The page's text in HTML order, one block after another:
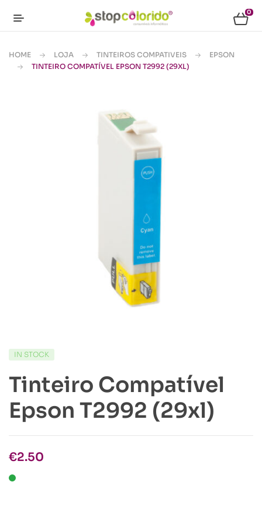
0
HOME LOJA TINTEIROS COMPATIVEIS
EPSON
TINTEIRO COMPATÍVEL EPSON T2992 (29XL)
IN STOCK
Tinteiro Compatível
Epson T2992 (29xl)
€2.50